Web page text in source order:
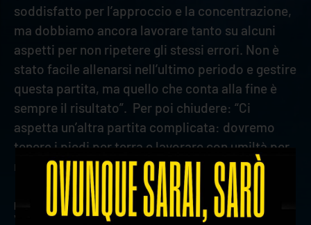
soddisfatto per l’approccio e la concentrazione,
ma dobbiamo ancora lavorare tanto su alcuni
aspetti per non ripetere gli stessi errori. Non è
stato facile allenarsi nell’ultimo periodo e gestire
questa partita, ma quello che conta alla fine è
sempre il risultato”. Per poi chiudere: “Ci
aspetta un’altra partita complicata: dovremo
tenere i piedi per terra e lavorare con umiltà per
migliorare di giorno in giorno”.
precedente:
vivi energia diventa jersey sponsor di verona
volley